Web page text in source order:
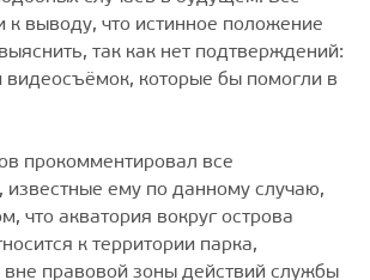
к выводу, что истинное положение
так как нет подтверждений:
видеосъёмок, которые бы помогли в
прокомментировал все
известные ему по данному случаю,
что акватория вокруг острова
к территории парка,
вне правовой зоны действий службы